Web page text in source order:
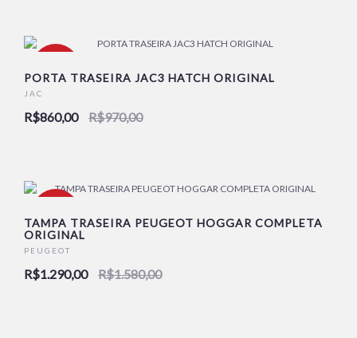
NOVO
PORTA TRASEIRA JAC3 HATCH ORIGINAL
JAC
R$860,00 R$970,00
TAMPA TRASEIRA PEUGEOT HOGGAR COMPLETA
ORIGINAL
PEUGEOT
R$1.290,00 R$1.580,00